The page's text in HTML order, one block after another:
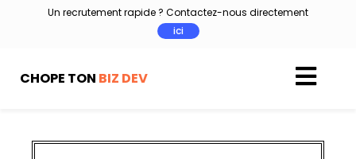
Un recrutement rapide ? Contactez-nous directement
ici
CHOPE TON BIZ DEV